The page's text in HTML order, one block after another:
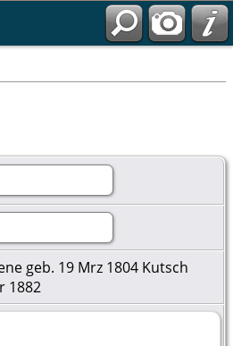
geb. 19 Mrz 1804 Kutsch
1882